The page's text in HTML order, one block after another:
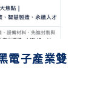
電子產業雙